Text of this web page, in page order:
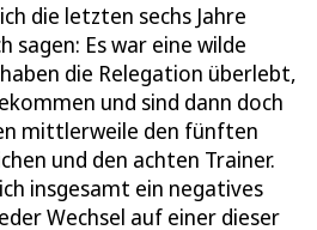
die letzten sechs Jahre
sagen: Es war eine wilde
die Relegation überlebt,
und sind dann doch
mittlerweile den fünften
und den achten Trainer.
insgesamt ein negatives
Wechsel auf einer dieser